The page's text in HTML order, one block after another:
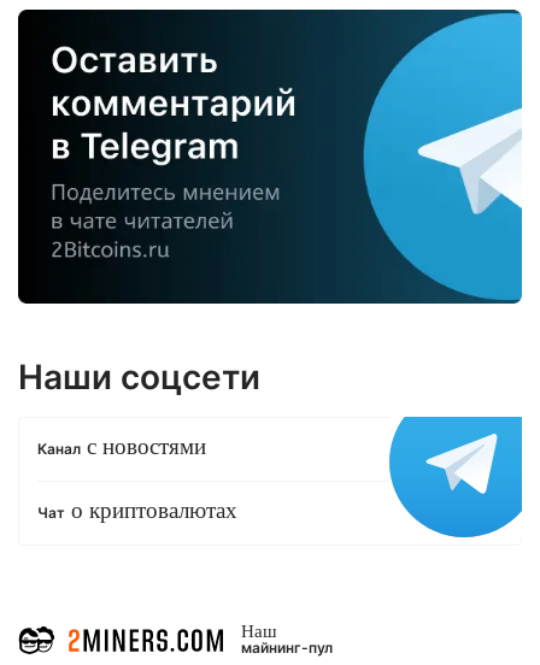
Наши соцсети
Канал с новостями
Чат о криптовалютах
Наш
майнинг-пул